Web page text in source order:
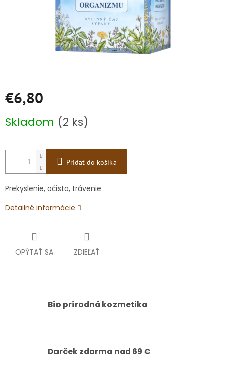
€6,80
cena:
Skladom (2 ks)
Pridať do košíka
Prekyslenie, očista, trávenie
Detailné informácie
OPÝTAŤ SA ZDIEĽAŤ
Bio prírodná kozmetika
Darček zdarma nad 69 €